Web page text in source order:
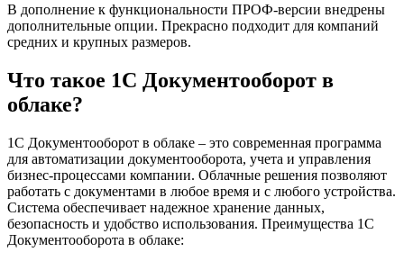
В дополнение к функциональности ПРОФ-версии внедрены
дополнительные опции. Прекрасно подходит для компаний
средних и крупных размеров.
Что такое 1С Документооборот в
облаке?
1С Документооборот в облаке – это современная программа
для автоматизации документооборота, учета и управления
бизнес-процессами компании. Облачные решения позволяют
работать с документами в любое время и с любого устройства.
Система обеспечивает надежное хранение данных,
безопасность и удобство использования. Преимущества 1С
Документооборота в облаке: